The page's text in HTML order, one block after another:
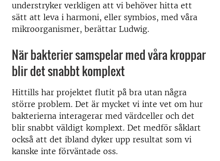
understryker verkligen att vi behöver hitta ett
sätt att leva i harmoni, eller symbios, med våra
mikroorganismer, berättar Ludwig.
När bakterier samspelar med våra kroppar
blir det snabbt komplext
Hittills har projektet flutit på bra utan några
större problem. Det är mycket vi inte vet om hur
bakterierna interagerar med värdceller och det
blir snabbt väldigt komplext. Det medför såklart
också att det ibland dyker upp resultat som vi
kanske inte förväntade oss.